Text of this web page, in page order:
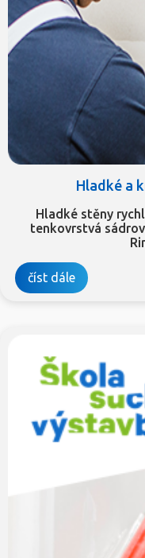
Hladké a
Hladké stěny
tenkovrstvá
číst dále